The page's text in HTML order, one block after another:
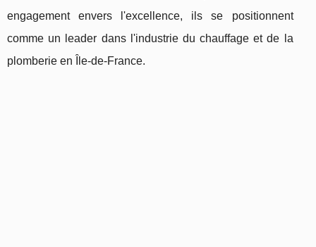
engagement envers l'excellence, ils se positionnent
comme un leader dans l'industrie du chauffage et de la
plomberie en Île-de-France.